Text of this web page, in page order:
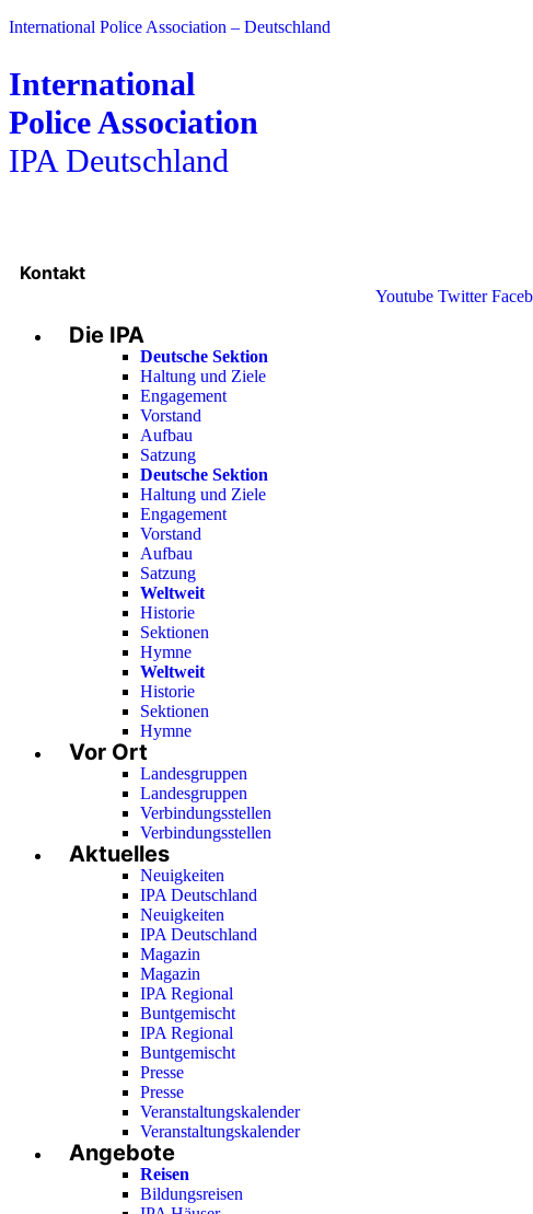
International Police Association – Deutschland
International
Police Association
IPA Deutschland
Kontakt
Youtube Twitter
Die IPA
Deutsche Sektion
Haltung und Ziele
Engagement
Vorstand
Aufbau
Satzung
Deutsche Sektion
Haltung und Ziele
Engagement
Vorstand
Aufbau
Satzung
Weltweit
Historie
Sektionen
Hymne
Weltweit
Historie
Sektionen
Hymne
Vor Ort
Landesgruppen
Landesgruppen
Verbindungsstellen
Verbindungsstellen
Aktuelles
Neuigkeiten
IPA Deutschland
Neuigkeiten
IPA Deutschland
Magazin
Magazin
IPA Regional
Buntgemischt
IPA Regional
Buntgemischt
Presse
Presse
Veranstaltungskalender
Veranstaltungskalender
Angebote
Reisen
Bildungsreisen